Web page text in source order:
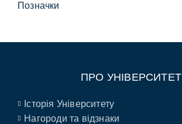
Позначки
ПРО УНІВЕРСИТЕТ
Історія Університету
Нагороди та відзнаки